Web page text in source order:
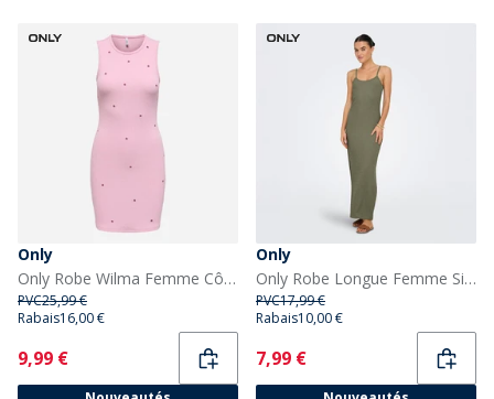
Only
Only Robe Wilma Femme Côtelette Mauve décoloré
PVC25,99 €
Rabais16,00 €
Current
9,99 €
Only
Only Robe Longue Femme Sirène
PVC17,99 €
Rabais10,00 €
Current
7,99 €